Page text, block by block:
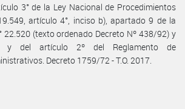
3° de la Ley Nacional de Procedimientos
artículo 4°, inciso b), apartado 9 de la
22.520 (texto ordenado Decreto Nº 438/92) y
y del artículo 2º del Reglamento de
Decreto 1759/72 - T.O. 2017.